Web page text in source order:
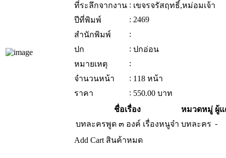
ที่ระลึกจากงาน : เขจรจรัสฤทธิ์,หม่อมเจ้า
ปีที่พิมพ์
: 2469
สำนักพิมพ์
:
ปก
: ปกอ่อน
หมายเหตุ
:
จำนวนหน้า
: 118 หน้า
ราคา
: 550.00 บาท
ชื่อเรื่อง
หมวดหมู่ ผู้แ
บทละครพูด ๓ องค์ เรื่องหนูจ๋า บทละคร -
Add Cart สินค้าหมด